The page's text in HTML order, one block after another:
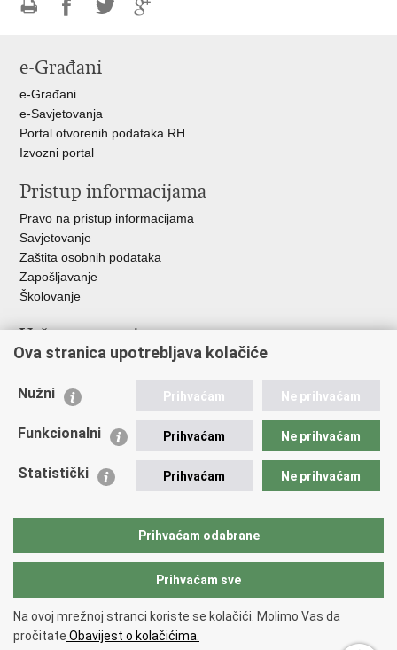
FacebookuTwitteru
e-Građani
e-Građani
e-Savjetovanja
Portal otvorenih podataka RH
Izvozni portal
Pristup informacijama
Pravo na pristup informacijama
Savjetovanje
Zaštita osobnih podataka
Zapošljavanje
Školovanje
Važne poveznice
Ministarstvo unutarnjih poslova
Udruge
Policijska akademija
Zaklada policijske solidarnosti
Vučetić"
Copyright © 2026 Policijska uprava brodsko-posavska.
korištenja.Izjava o pristupačnosti.
Ova stranica upotrebljava kolačiće
Nužni Prihvaćam Ne prihvaćam
Funkcionalni Prihvaćam Ne prihvaćam
Statistički Prihvaćam Ne prihvaćam
Prihvaćam odabrane
Prihvaćam sve
Na ovoj mrežnoj stranci koriste se kolačići. Molimo Vas da
pročitate Obavijest o kolačićima.